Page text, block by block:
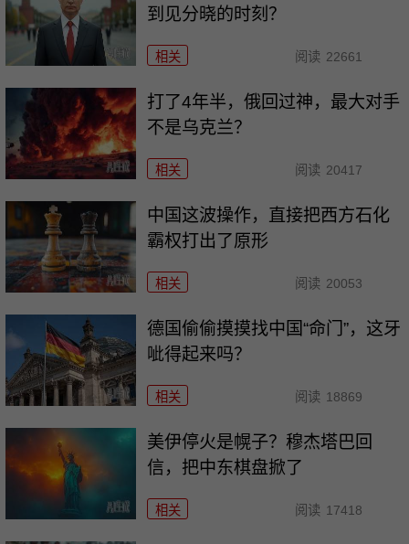
到见分晓的时刻？
相关 阅读 22661
打了4年半，俄回过神，最大对手
不是乌克兰？
相关 阅读 20417
中国这波操作，直接把西方石化
霸权打出了原形
相关 阅读 20053
德国偷偷摸摸找中国“命门”，这牙
呲得起来吗？
相关 阅读 18869
美伊停火是幌子？穆杰塔巴回
信，把中东棋盘掀了
相关 阅读 17418